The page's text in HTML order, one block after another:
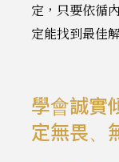
定，只要依循
定能找到最佳
學會誠實
定無畏、